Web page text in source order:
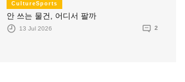
CultureSports
안 쓰는 물건, 어디서 팔까
13 Jul 2026 2